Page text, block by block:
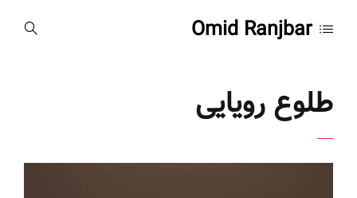
Omid Ranjbar
طلوع رویایی